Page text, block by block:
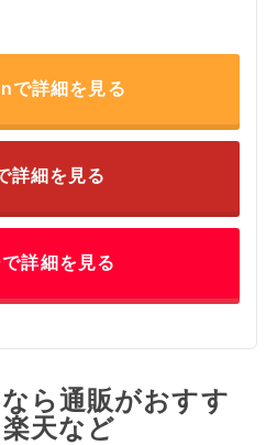
で詳細を見る
詳細を見る
詳細を見る
ら通販がおすす
天など